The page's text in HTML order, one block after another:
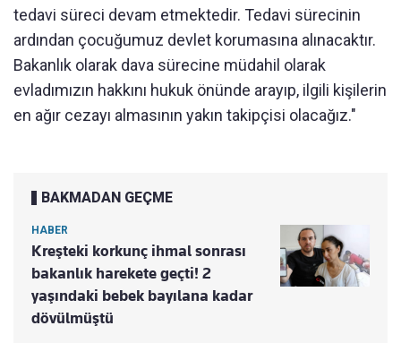
tedavi süreci devam etmektedir. Tedavi sürecinin
ardından çocuğumuz devlet korumasına alınacaktır.
Bakanlık olarak dava sürecine müdahil olarak
evladımızın hakkını hukuk önünde arayıp, ilgili kişilerin
en ağır cezayı almasının yakın takipçisi olacağız."
BAKMADAN GEÇME
HABER
Kreşteki korkunç ihmal sonrası
bakanlık harekete geçti! 2
yaşındaki bebek bayılana kadar
dövülmüştü